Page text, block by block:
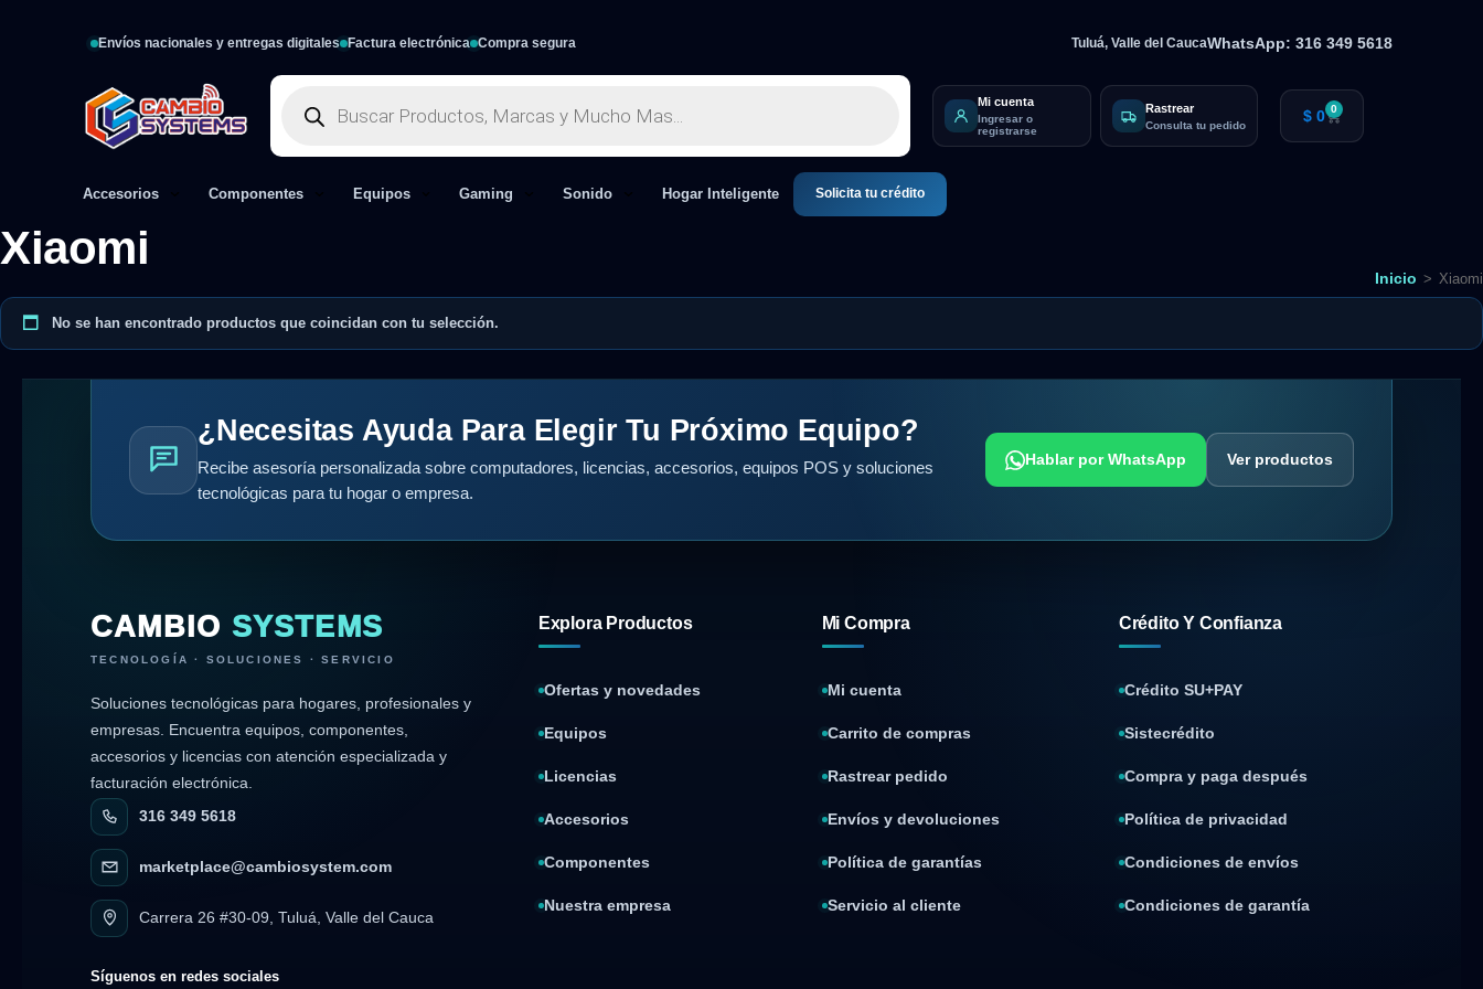
Envíos nacionales y entregas digitales Factura electrónica Compra segura Tuluá, Valle del CaucaWhatsApp: 316 349 5618
Mi cuenta
Ingresar o
registrarse
Rastrear
Consulta tu pedido $ 0 0
Accesorios Componentes Equipos Gaming Sonido Hogar Inteligente Solicita tu crédito
Inicio > Xiaomi
Xiaomi
No se han encontrado productos que coincidan con tu selección.
¿Necesitas Ayuda Para Elegir Tu Próximo Equipo?
Recibe asesoría personalizada sobre computadores, licencias, accesorios, equipos POS y soluciones
tecnológicas para tu hogar o empresa.
Hablar por WhatsApp Ver productos
CAMBIO SYSTEMS
TECNOLOGÍA · SOLUCIONES · SERVICIO
Soluciones tecnológicas para hogares, profesionales y
empresas. Encuentra equipos, componentes,
accesorios y licencias con atención especializada y
facturación electrónica.
316 349 5618
marketplace@cambiosystem.com
Carrera 26 #30-09, Tuluá, Valle del Cauca
Síguenos en redes sociales
Explora Productos
Ofertas y novedades
Equipos
Licencias
Accesorios
Componentes
Nuestra empresa
Mi Compra
Mi cuenta
Carrito de compras
Rastrear pedido
Envíos y devoluciones
Política de garantías
Servicio al cliente
Crédito Y Confianza
Crédito SU+PAY
Sistecrédito
Compra y paga después
Política de privacidad
Condiciones de envíos
Condiciones de garantía